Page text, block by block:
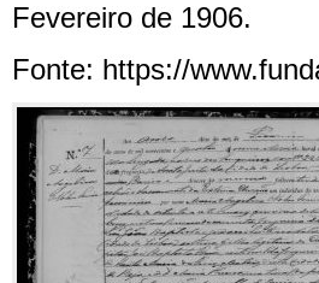
Fevereiro de 1906.
Fonte: https://